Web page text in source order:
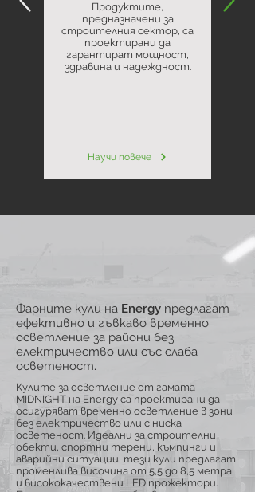
Продуктите,
предназначени за
строителния сектор, са
проектирани да
гарантират мощност,
здравина и надеждност.
Научи повече
Фарните кули на Energy предлагат
ефективно и гъвкаво временно
осветление за райони без
електричество или със слаба
осветеност.
Кулите за осветление от гамата
MIDNIGHT на Energy са проектирани да
осигуряват временно осветление в зони
без електричество или с ниска
осветеност. Идеални за строителни
обекти, спортни терени, къмпинги и
аварийни ситуации, тези кули предлагат
променлива височина от 5,5 до 8,5 метра
и висококачествени LED прожектори.